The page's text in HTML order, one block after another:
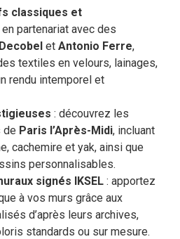
classiques et
en partenariat avec des
Decobelet Antonio Ferre,
textiles en velours, lainages,
rendu intemporel et
: découvrez les
de Paris l’Après-Midi, incluant
cachemire et yak, ainsi que
personnalisables.
signés IKSEL: apportez
à vos murs grâce aux
d’après leurs archives,
standards ou sur mesure.